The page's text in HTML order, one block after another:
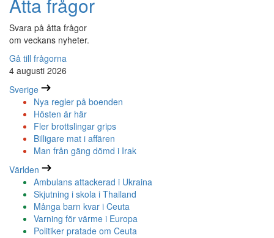
Svara på åtta frågor
om veckans nyheter.
Gå till frågorna
4 augusti 2026
Sverige
Nya regler på boenden
Hösten är här
Fler brottslingar grips
Billigare mat i affären
Man från gäng dömd i Irak
Världen
Ambulans attackerad i Ukraina
Skjutning i skola i Thailand
Många barn kvar i Ceuta
Varning för värme i Europa
Politiker pratade om Ceuta